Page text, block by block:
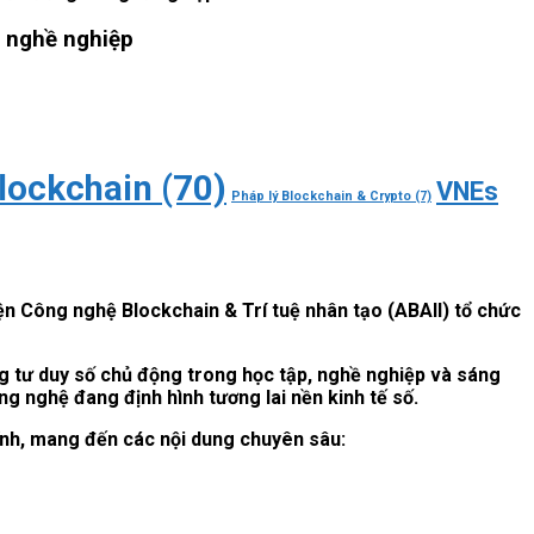
nghề nghiệp
(70) Pháp lý Blockchain & Crypto (7) VNEs
Công nghệ Blockchain & Trí tuệ nhân tạo (ABAII) tổ chức
tư duy số chủ động trong học tập, nghề nghiệp và sáng
nghệ đang định hình tương lai nền kinh tế số.
mang đến các nội dung chuyên sâu: